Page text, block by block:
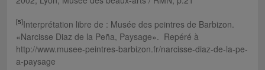
[5]Interprétation libre de : Musée des peintres de Barbizon.
«Narcisse Diaz de la Peña, Paysage». Repéré à
http://www.musee-peintres-barbizon.fr/narcisse-diaz-de-la-pe-
a-paysage